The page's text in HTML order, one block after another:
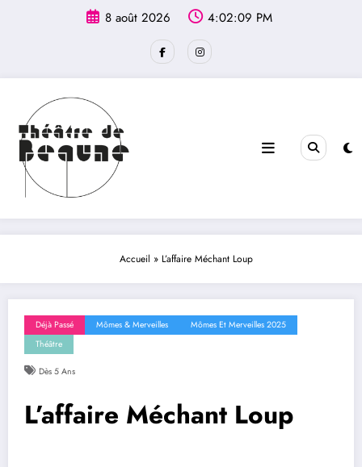
8 août 2026 4:02:10 PM
Accueil » L’affaire Méchant Loup
Déjà Passé Mômes & Merveilles
Mômes Et Merveilles 2025
Théâtre
Dès 5 Ans
L’affaire Méchant Loup